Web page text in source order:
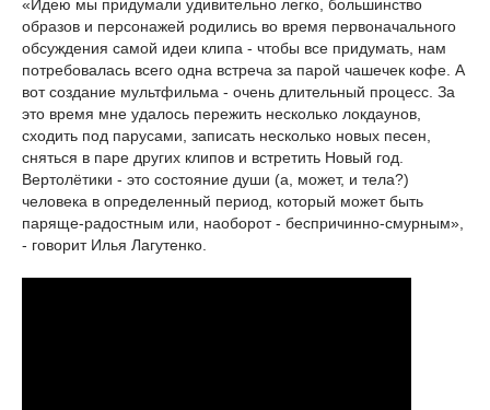
«Идею мы придумали удивительно легко, большинство
образов и персонажей родились во время первоначального
обсуждения самой идеи клипа - чтобы все придумать, нам
потребовалась всего одна встреча за парой чашечек кофе. А
вот создание мультфильма - очень длительный процесс. За
это время мне удалось пережить несколько локдаунов,
сходить под парусами, записать несколько новых песен,
сняться в паре других клипов и встретить Новый год.
Вертолётики - это состояние души (а, может, и тела?)
человека в определенный период, который может быть
паряще-радостным или, наоборот - беспричинно-смурным»,
- говорит Илья Лагутенко.